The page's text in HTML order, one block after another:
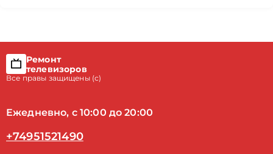
Ремонт
телевизоров
Все правы защищены (с)
Ежедневно, с 10:00 до 20:00
+74951521490